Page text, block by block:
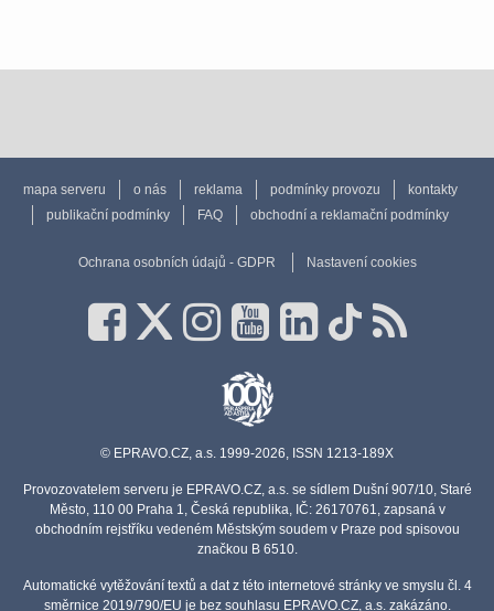
mapa serveru o nás reklama podmínky provozu
kontakty
publikační podmínky
FAQ obchodní a reklamační podmínky
Ochrana osobních údajů - GDPR Nastavení cookies
© EPRAVO.CZ, a.s. 1999-2026, ISSN 1213-189X
Provozovatelem serveru je EPRAVO.CZ, a.s. se sídlem Dušní 907/10, Staré
Město, 110 00 Praha 1, Česká republika, IČ: 26170761, zapsaná v
obchodním rejstříku vedeném Městským soudem v Praze pod spisovou
značkou B 6510.
Automatické vytěžování textů a dat z této internetové stránky ve smyslu čl. 4
směrnice 2019/790/EU je bez souhlasu EPRAVO.CZ, a.s. zakázáno.